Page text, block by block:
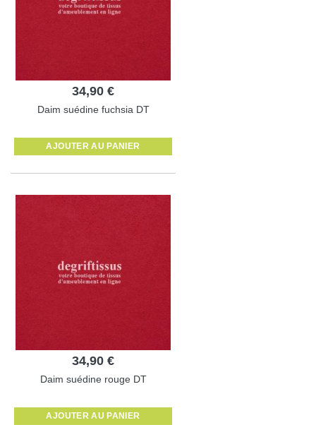
34,90 €
Daim suédine fuchsia DT
AJOUTER AU PANIER
34,90 €
Daim suédine rouge DT
AJOUTER AU PANIER